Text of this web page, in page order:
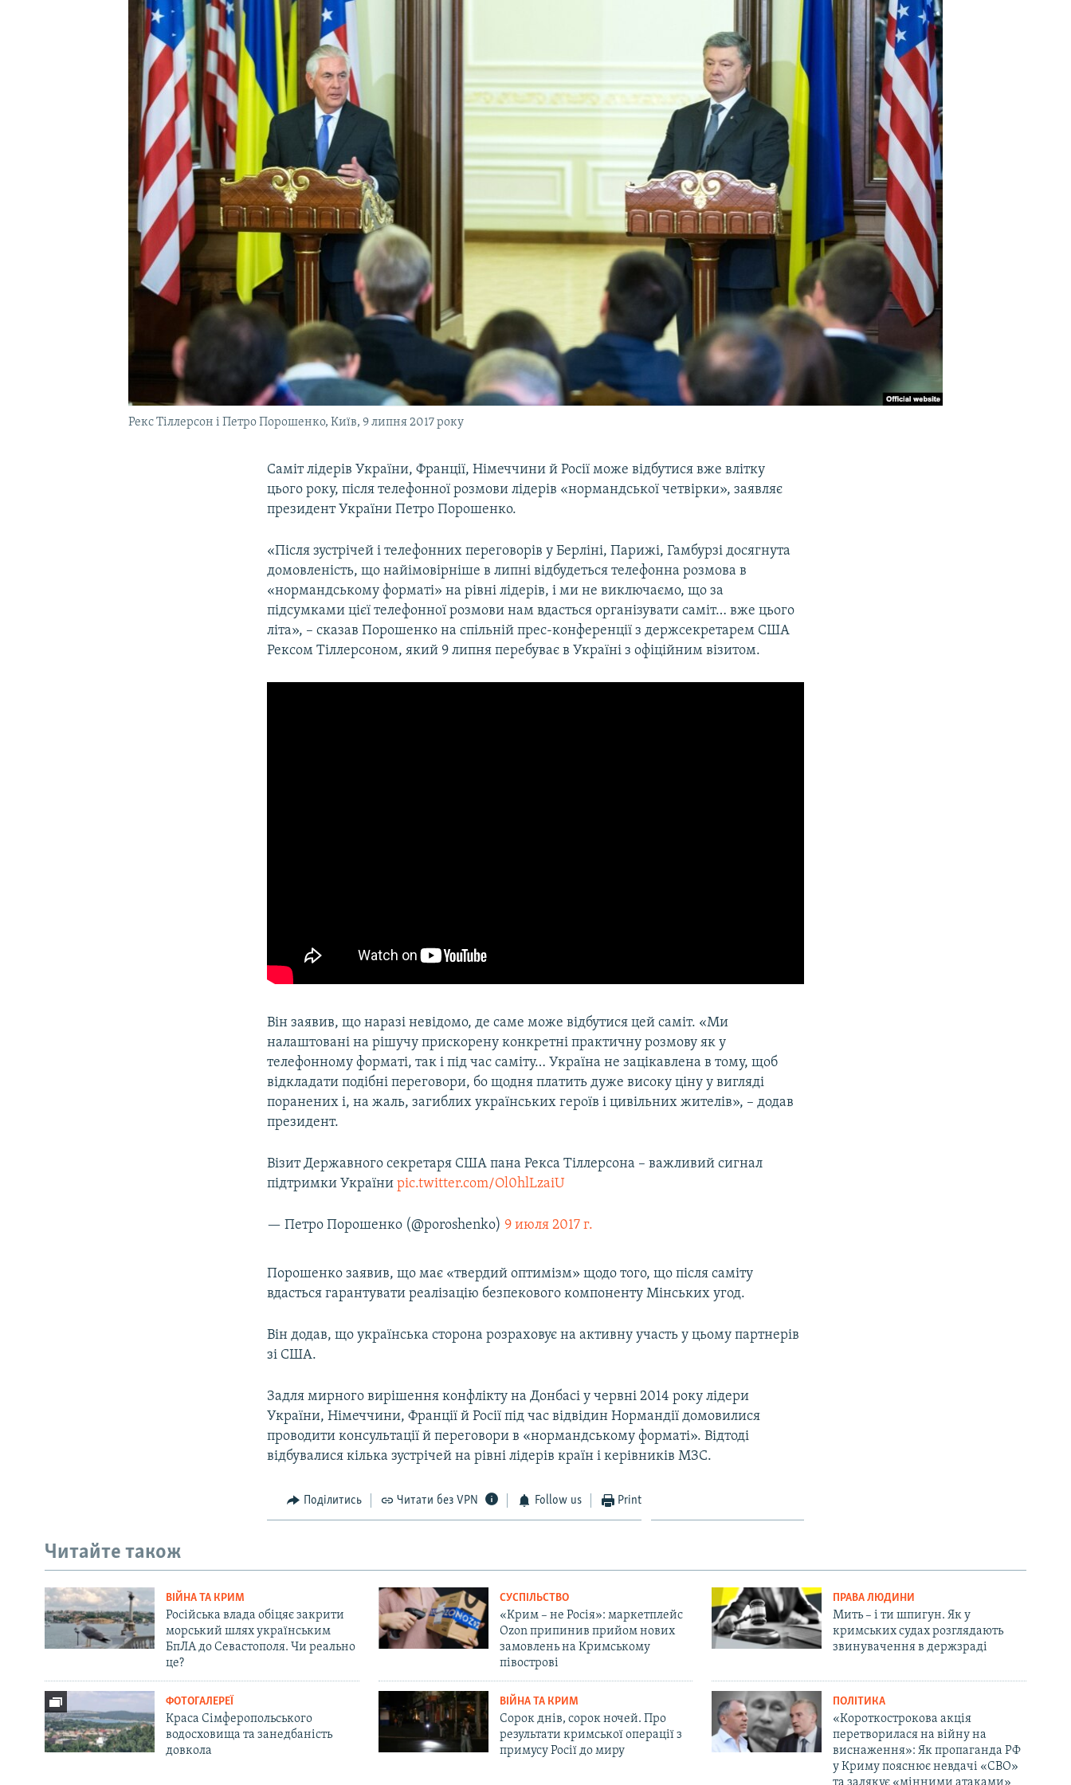
УКРАЇНСЬКА ПРОБЛЕМА КРИМУ
Рекс Тіллерсон і Петро Порошенко, Київ, 9 липня 2017 року
Саміт лідерів України, Франції, Німеччини й Росії може відбутися вже влітку
цього року, після телефонної розмови лідерів «нормандської четвірки», заявляє
президент України Петро Порошенко.
«Після зустрічей і телефонних переговорів у Берліні, Парижі, Гамбурзі досягнута
домовленість, що найімовірніше в липні відбудеться телефонна розмова в
«нормандському форматі» на рівні лідерів, і ми не виключаємо, що за
підсумками цієї телефонної розмови нам вдасться організувати саміт… вже цього
літа», – сказав Порошенко на спільній прес-конференції з держсекретарем США
Рексом Тіллерсоном, який 9 липня перебуває в Україні з офіційним візитом.
Він заявив, що наразі невідомо, де саме може відбутися цей саміт. «Ми
налаштовані на рішучу прискорену конкретні практичну розмову як у
телефонному форматі, так і під час саміту… Україна не зацікавлена в тому, щоб
відкладати подібні переговори, бо щодня платить дуже високу ціну у вигляді
поранених і, на жаль, загиблих українських героїв і цивільних жителів», – додав
президент.
Візит Державного секретаря США пана Рекса Тіллерсона – важливий сигнал
підтримки Україниpic.twitter.com/Ol0hlLzaiU
— Петро Порошенко (@poroshenko) 9 июля 2017 г.
Порошенко заявив, що має «твердий оптимізм» щодо того, що після саміту
вдасться гарантувати реалізацію безпекового компоненту Мінських угод.
Він додав, що українська сторона розраховує на активну участь у цьому партнерів
зі США.
Задля мирного вирішення конфлікту на Донбасі у червні 2014 року лідери
України, Німеччини, Франції й Росії під час відвідин Нормандії домовилися
проводити консультації й переговори в «нормандському форматі». Відтоді
відбувалися кілька зустрічей на рівні лідерів країн і керівників МЗС.
Поділитись Читати без VPN Follow us Print
Читайте також
ВІЙНА ТА КРИМ
Російська влада обіцяє закрити
морський шлях українським
БпЛА до Севастополя. Чи реально
це?
СУСПІЛЬСТВО
«Крим – не Росія»: маркетплейс
Ozon припинив прийом нових
замовлень на Кримському
півострові
ПРАВА ЛЮДИНИ
Мить – і ти шпигун. Як у
кримських судах розглядають
звинувачення в держзраді
ФОТОГАЛЕРЕЇ
Краса Сімферопольського
водосховища та занедбаність
довкола
ВІЙНА ТА КРИМ
Сорок днів, сорок ночей. Про
результати кримської операції з
примусу Росії до миру
ПОЛІТИКА
«Короткострокова акція
перетворилася на війну на
виснаження»: Як пропаганда РФ
у Криму пояснює невдачі «СВО»
та залякує «мінними атаками»